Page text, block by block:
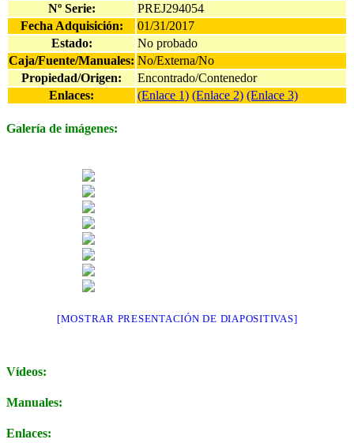
Nº Serie:
PREJ294054
Fecha Adquisición:
01/31/2017
Estado:
No probado
Caja/Fuente/Manuales: No/Externa/No
Propiedad/Origen:
Encontrado/Contenedor
Enlaces:
(Enlace 1) (Enlace 2) (Enlace 3)
Galería de imágenes:
[MOSTRAR PRESENTACIÓN DE DIAPOSITIVAS]
Vídeos:
Manuales:
Enlaces: